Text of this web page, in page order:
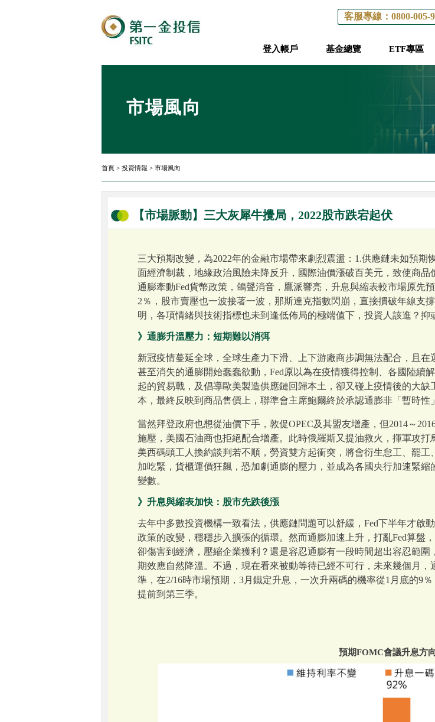
客服專線：0800-005-
登入帳戶 基金總覽 ETF專區
市場風向
首頁 > 投資情報 > 市場風向
【市場脈動】三大灰犀牛攪局，2022股市跌宕起伏
三大預期改變，為2022年的金融市場帶來劇烈震盪：1.供應鏈未如預
面經濟制裁，地緣政治風險未降反升，國際油價漲破百美元，致使商
通膨牽動Fed貨幣政策，鴿聲消音，鷹派響亮，升息與縮表較市場原先
2％，股市賣壓也一波接著一波，那斯達克指數閃崩，直接摜破年線支
明，各項情緒與技術指標也未到逢低佈局的極端值下，投資人該進？抑
》通膨升溫壓力：短期難以消弭
新冠疫情蔓延全球，全球生產力下滑、上下游廠商步調無法配合，且在
甚至消失的通膨開始蠢蠢欲動，Fed原以為在疫情獲得控制、各國陸續
起的貿易戰，及倡導歐美製造供應鏈回歸本土，卻又碰上疫情後的大
本，最終反映到商品售價上，聯準會主席鮑爾終於承認通膨非「暫時性
當然拜登政府也想從油價下手，敦促OPEC及其盟友增產，但2014～
施壓，美國石油商也拒絕配合增產。此時俄羅斯又提油救火，揮軍攻
美西碼頭工人換約談判若不順，勞資雙方起衝突，將會衍生怠工、罷
加吃緊，貨櫃運價狂飆，恐加劇通膨的壓力，並成為各國央行加速緊
變數。
》升息與縮表加快：股市先跌後漲
去年中多數投資機構一致看法，供應鏈問題可以舒緩，Fed下半年才啟
政策的改變，穩穩步入擴張的循環。然而通膨加速上升，打亂Fed算盤
卻傷害到經濟，壓縮企業獲利？還是容忍通膨有一段時間超出容忍範
期效應自然降溫。不過，現在看來被動等待已經不可行，未來幾個月
準，在2/16時市場預期，3月鐵定升息，一次升兩碼的機率從1月底的9
提前到第三季。
預期FOMC會議升息方